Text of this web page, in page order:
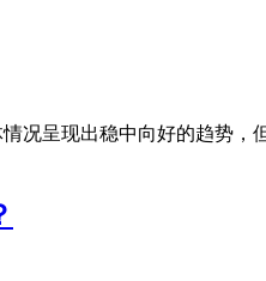
况呈现出稳中向好的趋势